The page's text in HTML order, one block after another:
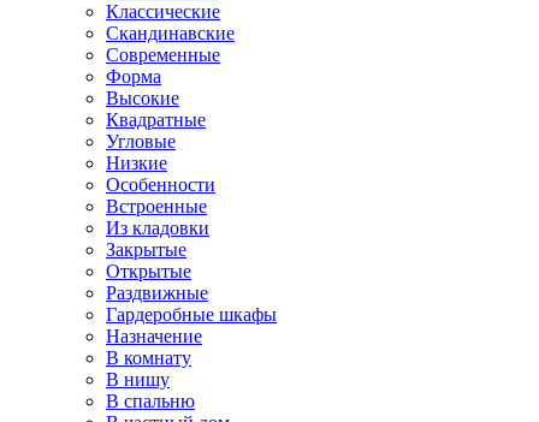
Классические
Скандинавские
Современные
Форма
Высокие
Квадратные
Угловые
Низкие
Особенности
Встроенные
Из кладовки
Закрытые
Открытые
Раздвижные
Гардеробные шкафы
Назначение
В комнату
В нишу
В спальню